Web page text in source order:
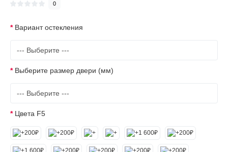
0
Вариант остекления
Выберите размер двери (мм)
Цвета F5